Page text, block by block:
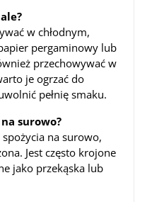
w chłodnym,
pergaminowy lub
przechowywać w
je ogrzać do
pełnię smaku.
surowo?
na surowo,
Jest często krojone
jako przekąska lub